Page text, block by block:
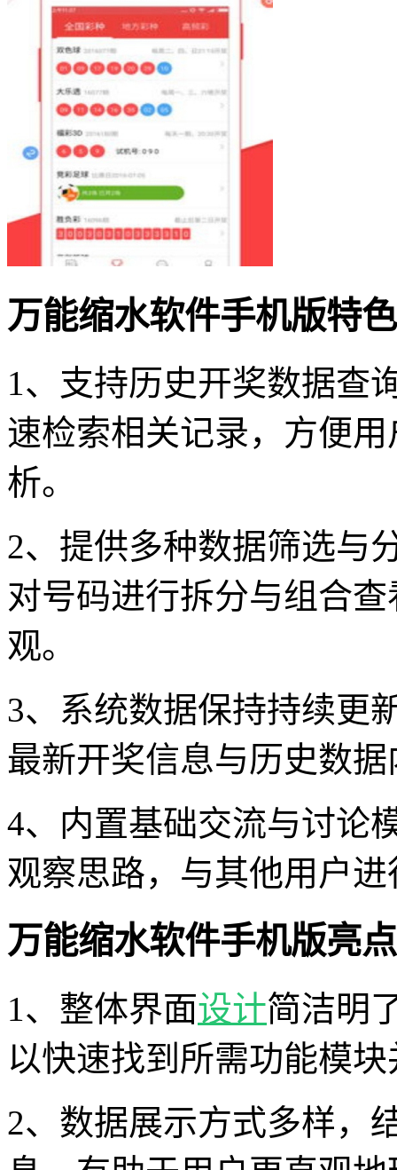
万能缩水软件手机版特色
1、支持历史开奖数据查
速检索相关记录，方便
析。
2、提供多种数据筛选与
对号码进行拆分与组合
观。
3、系统数据保持持续更
最新开奖信息与历史数
4、内置基础交流与讨论
观察思路，与其他用户
万能缩水软件手机版亮点
1、整体界面设计简洁明
以快速找到所需功能模
2、数据展示方式多样，